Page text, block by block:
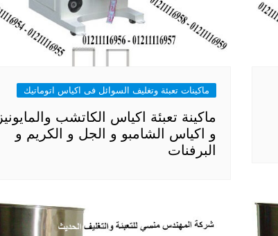
ماكينات تعبئة وتغليف السوائل فى اكياس اتوماتيك
ماكينة تعبئة اكياس الكاتشب والمايونيز
و اكياس الشامبو و الجل و الكريم و
البرفنات